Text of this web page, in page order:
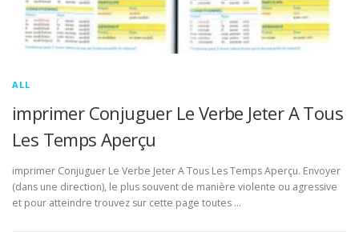
ALL
imprimer Conjuguer Le Verbe Jeter A Tous
Les Temps Aperçu
imprimer Conjuguer Le Verbe Jeter A Tous Les Temps Aperçu. Envoyer
(dans une direction), le plus souvent de manière violente ou agressive
et pour atteindre trouvez sur cette page toutes …